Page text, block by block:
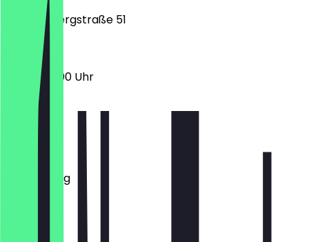
Schinkelbergstraße 51
17:00 - 22:00 Uhr
Montag
Donnerstag